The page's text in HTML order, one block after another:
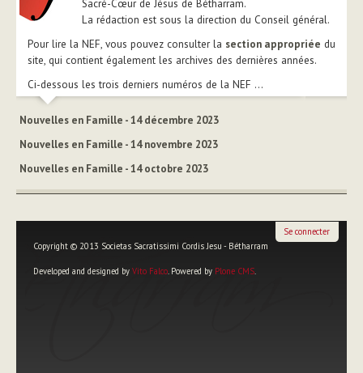
Sacré-Cœur de Jésus de Bétharram.
La rédaction est sous la direction du Conseil général.
Pour lire la NEF, vous pouvez consulter la section appropriée du
site, qui contient également les archives des dernières années.
Ci-dessous les trois derniers numéros de la NEF ...
Nouvelles en Famille - 14 décembre 2023
Nouvelles en Famille - 14 novembre 2023
Nouvelles en Famille - 14 octobre 2023
Copyright © 2013 Societas Sacratissimi Cordis Jesu - Bétharram
Developed and designed by Vito Falco. Powered by Plone CMS.
Se connecter